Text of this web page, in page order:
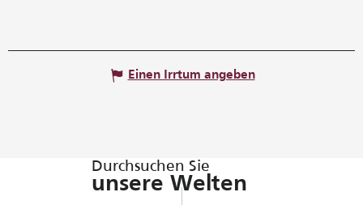
Einen Irrtum angeben
Durchsuchen Sie
unsere Welten